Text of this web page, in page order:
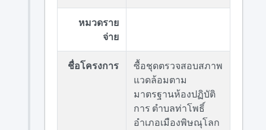
หมวดราย
จ่าย
ชื่อโครงการ
ซื้อชุดตรวจสอบสภาพ
แวดล้อมตาม
มาตรฐานห้องปฏิบัติ
การ ตำบลท่าโพธิ์
อำเภอเมืองพิษณุโลก